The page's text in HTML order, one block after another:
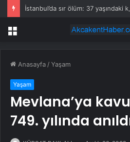
Menü
Anasayfa /Yaşam
Yaşam
Mevlana’ya
749. yılında